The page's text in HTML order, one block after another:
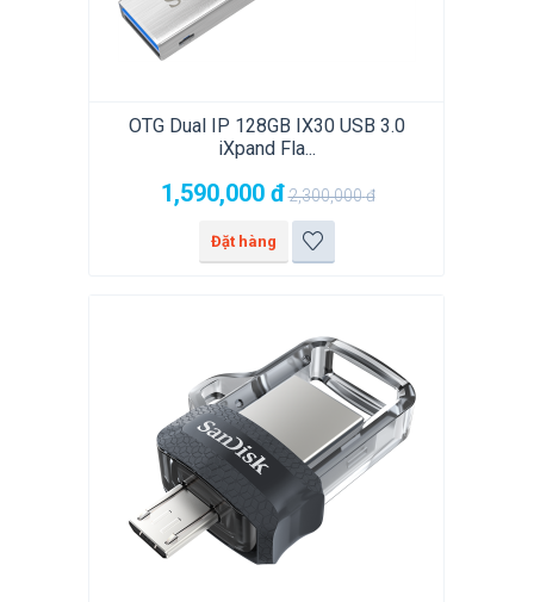
OTG Dual IP 128GB IX30 USB 3.0
iXpand Fla...
1,590,000 đ2,300,000đ
Đặt hàng